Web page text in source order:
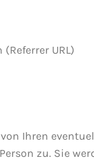
URL)
Ihren
zu. Sie